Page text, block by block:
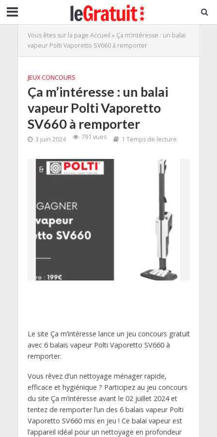
Vous êtes sur la page Accueil » Ça m’intéresse : un balai
vapeur Polti Vaporetto SV660 à remporter
JEUX CONCOURS
Ça m’intéresse : un balai
vapeur Polti Vaporetto
SV660 à remporter
3 juin 2024 791 vues 1 Temps de lecture
Le site Ça m’intéresse lance un jeu concours gratuit
avec 6 balais vapeur Polti Vaporetto SV660 à
remporter.
Vous rêvez d’un nettoyage ménager rapide,
efficace et hygiénique ? Participez au jeu concours
du site Ça m’intéresse avant le 02 juillet 2024 et
tentez de remporter l’un des 6 balais vapeur Polti
Vaporetto SV660 mis en jeu ! Ce balai vapeur est
l’appareil idéal pour un nettoyage en profondeur